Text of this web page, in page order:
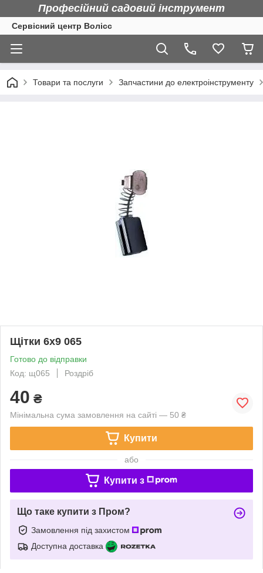
Професійний садовий інструмент
Сервісний центр Волісс
Товари та послуги Запчастини до електроінструменту
Щітки 6х9 065
Готово до відправки
Код: щ065
Роздріб
40 ₴
Мінімальна сума замовлення на сайті — 50 ₴
Купити
або
Купити з
Що таке купити з Пром?
Замовлення під захистом
Доступна доставка